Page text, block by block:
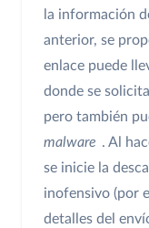
la información
anterior, se
enlace puede
donde se
pero también
malware . Al
se inicie la
inofensivo (por
detalles del